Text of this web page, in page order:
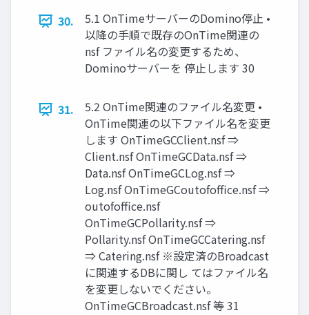
30.
5.1 OnTimeサーバーのDomino停止 •
以降の手順で既存のOnTime関連の
nsf ファイル名の変更するため、
Dominoサーバーを 停止します 30
31.
5.2 OnTime関連のファイル名変更 •
OnTime関連の以下ファイル名を変更
します OnTimeGCClient.nsf ⇒
Client.nsf OnTimeGCData.nsf ⇒
Data.nsf OnTimeGCLog.nsf ⇒
Log.nsf OnTimeGCoutofoffice.nsf ⇒
outofoffice.nsf
OnTimeGCPollarity.nsf ⇒
Pollarity.nsf OnTimeGCCatering.nsf
⇒ Catering.nsf ※設定済のBroadcast
に関連するDBに関し てはファイル名
を変更しないでください。
OnTimeGCBroadcast.nsf 等 31